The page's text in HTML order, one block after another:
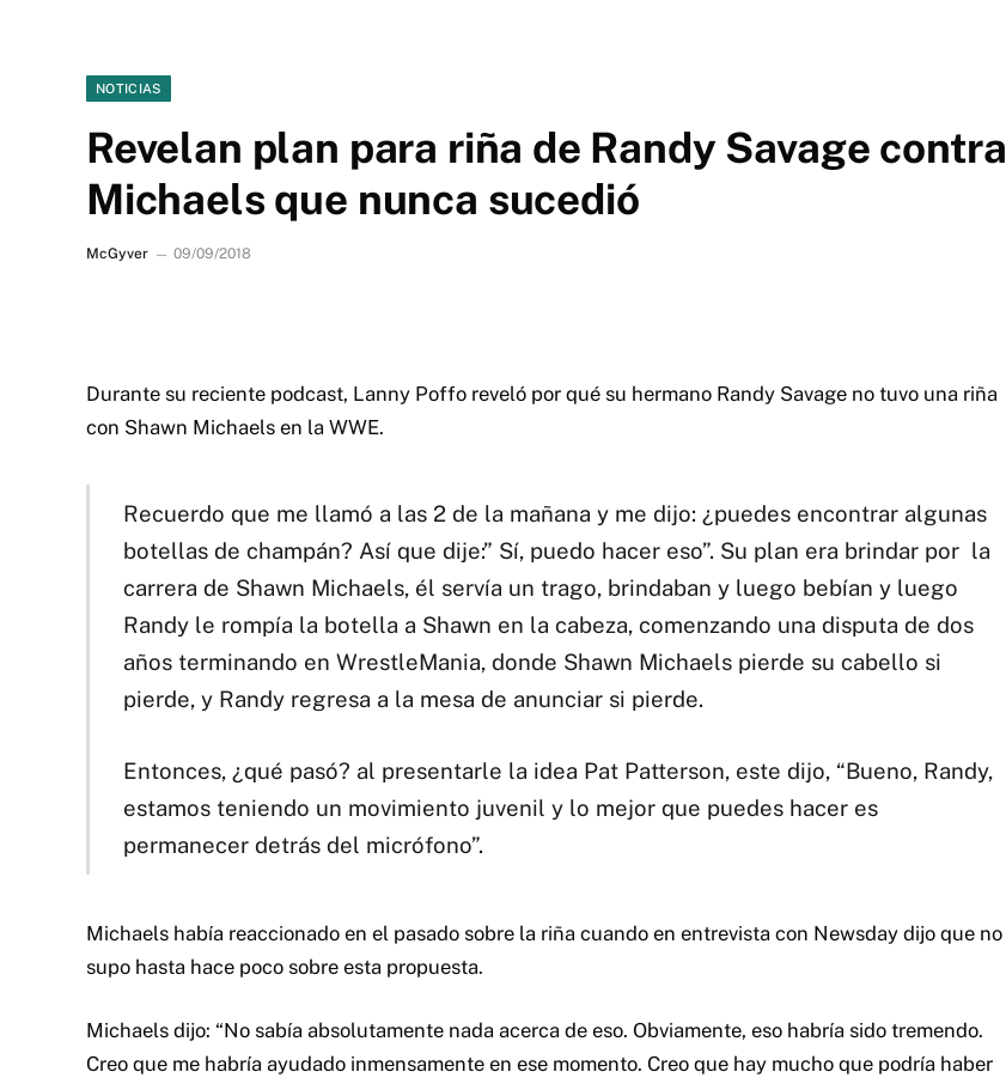
NOTICIAS
Revelan plan para riña de Randy Savage contra
Michaels que nunca sucedió
McGyver 09/09/2018
Durante su reciente podcast, Lanny Poffo reveló por qué su hermano Randy Savage no tuvo una riña
con Shawn Michaels en la WWE.
Recuerdo que me llamó a las 2 de la mañana y me dijo: ¿puedes encontrar algunas
botellas de champán? Así que dije:” Sí, puedo hacer eso”. Su plan era brindar por la
carrera de Shawn Michaels, él servía un trago, brindaban y luego bebían y luego
Randy le rompía la botella a Shawn en la cabeza, comenzando una disputa de dos
años terminando en WrestleMania, donde Shawn Michaels pierde su cabello si
pierde, y Randy regresa a la mesa de anunciar si pierde.
Entonces, ¿qué pasó? al presentarle la idea Pat Patterson, este dijo, “Bueno, Randy,
estamos teniendo un movimiento juvenil y lo mejor que puedes hacer es
permanecer detrás del micrófono”.
Michaels había reaccionado en el pasado sobre la riña cuando en entrevista con Newsday dijo que no
supo hasta hace poco sobre esta propuesta.
Michaels dijo: “No sabía absolutamente nada acerca de eso. Obviamente, eso habría sido tremendo.
Creo que me habría ayudado inmensamente en ese momento. Creo que hay mucho que podría haber